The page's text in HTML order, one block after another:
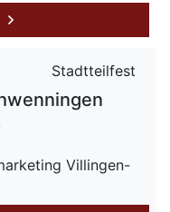
Stadtteilfest
Villingen-